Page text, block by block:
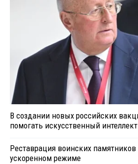
В создании новых российских
помогать искусственный интеллект
Реставрация воинских памятников
ускоренном режиме